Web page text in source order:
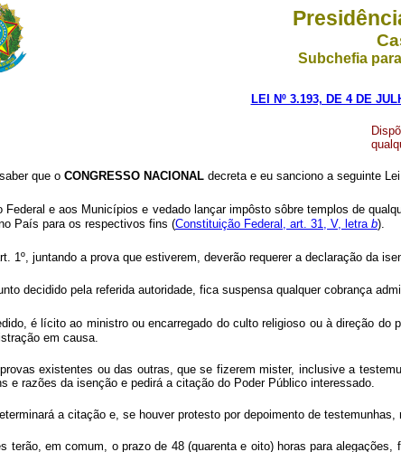
Subchefia
LEI Nº 3.193, DE 4 DE
que o CONGRESSO NACIONAL decreta e eu sanciono a seguinte
Federal e aos Municípios e vedado lançar impôsto sôbre templos de
País para os respectivos fins (Constituição Federal, art. 31, V, letra b).
1º, juntando a prova que estiverem, deverão requerer a declaração da
decidido pela referida autoridade, fica suspensa qualquer cobrança
é lícito ao ministro ou encarregado do culto religioso ou à direção
em causa.
existentes ou das outras, que se fizerem mister, inclusive a
e razões da isenção e pedirá a citação do Poder Público interessado.
a citação e, se houver protesto por depoimento de
terão, em comum, o prazo de 48 (quarenta e oito) horas para